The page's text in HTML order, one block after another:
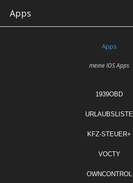
Apps
Apps
meine IOS Apps
1939OBD
URLAUBSLISTE
KFZ-STEUER+
VOCTY
OWNCONTROL